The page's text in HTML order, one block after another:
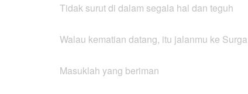
Tidak surut di dalam segala hal dan teguh
Walau kematian datang, itu jalanmu ke Surga
Masuklah yang beriman